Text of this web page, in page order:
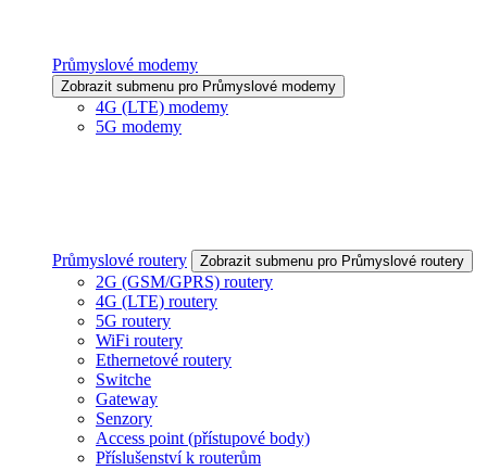
Průmyslové modemy
Zobrazit submenu pro Průmyslové modemy
4G (LTE) modemy
5G modemy
Průmyslové routery Zobrazit submenu pro Průmyslové routery
2G (GSM/GPRS) routery
4G (LTE) routery
5G routery
WiFi routery
Ethernetové routery
Switche
Gateway
Senzory
Access point (přístupové body)
Příslušenství k routerům